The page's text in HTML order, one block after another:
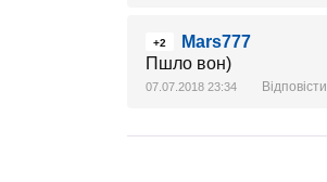
+2
Mars777
Пшло вон)
07.07.2018 23:34 Відповісти